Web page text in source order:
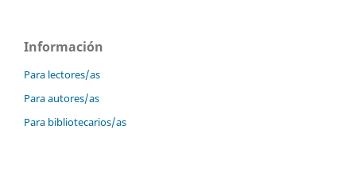
Información
Para lectores/as
Para autores/as
Para bibliotecarios/as